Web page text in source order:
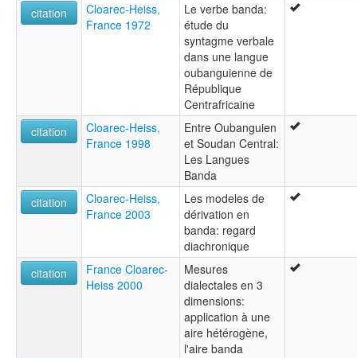
citation
Cloarec-Heiss,
France 1972
Le verbe banda:
étude du
syntagme verbale
dans une langue
oubanguienne de
République
Centrafricaine
citation
Cloarec-Heiss,
France 1998
Entre Oubanguien
et Soudan Central:
Les Langues
Banda
citation
Cloarec-Heiss,
France 2003
Les modeles de
dérivation en
banda: regard
diachronique
citation
France Cloarec-
Heiss 2000
Mesures
dialectales en 3
dimensions:
application à une
aire hétérogène,
l'aire banda